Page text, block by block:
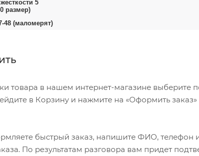
5
размер)
48 (маломерят)
товара в нашем интернет-магазине выберите
в Корзину и нажмите на «Оформить заказ»
быстрый заказ, напишите ФИО, телефон
По результатам разговора вам придет